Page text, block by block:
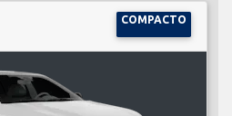
COMPACTO